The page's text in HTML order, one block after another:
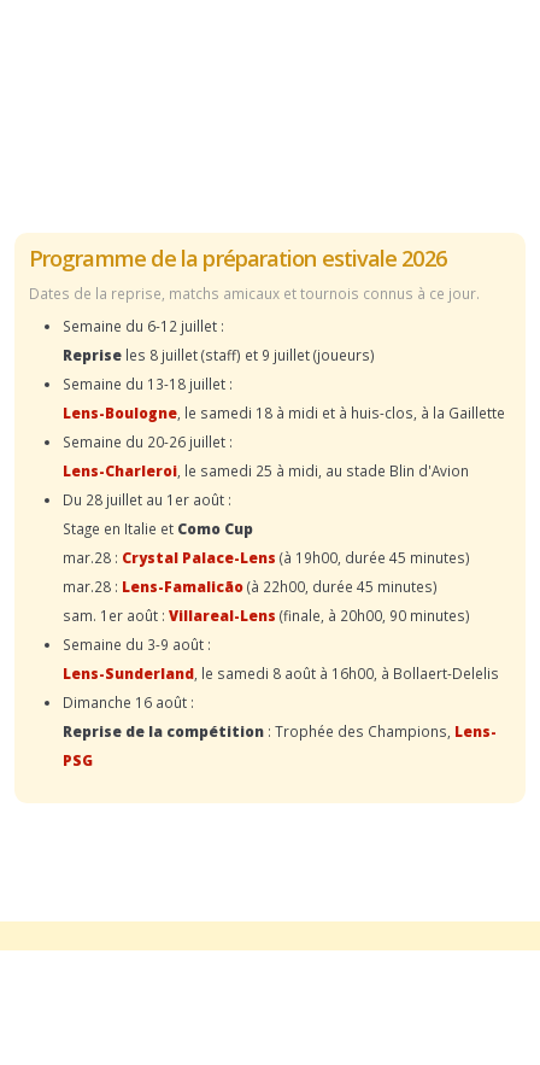
Programme de la préparation estivale 2026
Dates de la reprise, matchs amicaux et tournois connus à ce jour.
Semaine du 6-12 juillet :
Reprise les 8 juillet (staff) et 9 juillet (joueurs)
Semaine du 13-18 juillet :
Lens-Boulogne , le samedi 18 à midi et à huis-clos, à la Gaillette
Semaine du 20-26 juillet :
Lens-Charleroi , le samedi 25 à midi, au stade Blin d'Avion
Du 28 juillet au 1er août :
Stage en Italie et Como Cup
mar.28 : Crystal Palace-Lens (à 19h00, durée 45 minutes)
mar.28 : Lens-Famalicão(à 22h00, durée 45 minutes)
sam. 1er août : Villareal-Lens (finale, à 20h00, 90 minutes)
Semaine du 3-9 août :
Lens-Sunderland , le samedi 8 août à 16h00, à Bollaert-Delelis
Dimanche 16 août :
Reprise de la compétition : Trophée des Champions, Lens-
PSG